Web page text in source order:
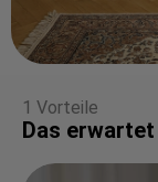
1 Vorteile
Das